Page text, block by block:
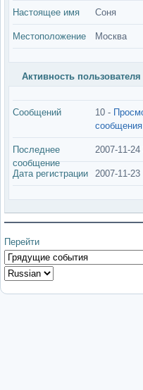
Настоящее имя Соня
Местоположение Москва
Активность пользователя
Сообщений 10 -
сообщения
Последнее
сообщение
2007-11-
Дата регистрации 2007-11-23
Перейти